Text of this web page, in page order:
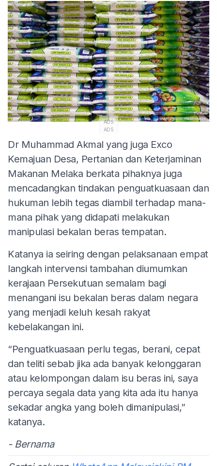
ADS
ADS
Dr Muhammad Akmal yang juga Exco
Kemajuan Desa, Pertanian dan Keterjaminan
Makanan Melaka berkata pihaknya juga
mencadangkan tindakan penguatkuasaan dan
hukuman lebih tegas diambil terhadap mana-
mana pihak yang didapati melakukan
manipulasi bekalan beras tempatan.
Katanya ia seiring dengan pelaksanaan empat
langkah intervensi tambahan diumumkan
kerajaan Persekutuan semalam bagi
menangani isu bekalan beras dalam negara
yang menjadi keluh kesah rakyat
kebelakangan ini.
“Penguatkuasaan perlu tegas, berani, cepat
dan teliti sebab jika ada banyak kelonggaran
atau kelompongan dalam isu beras ini, saya
percaya segala data yang kita ada itu hanya
sekadar angka yang boleh dimanipulasi,”
katanya.
- Bernama